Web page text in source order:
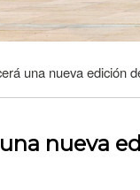
una nueva edición
nueva